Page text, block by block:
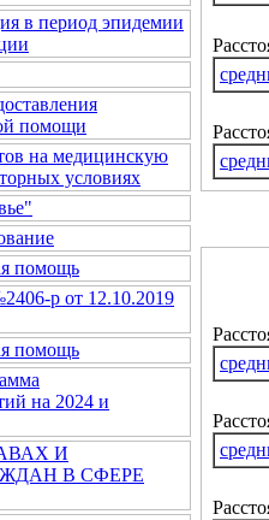
в период эпидемии
помощи
на медицинскую
условиях
помощь
р от 12.10.2019
помощь
на 2024 и
И
В СФЕРЕ